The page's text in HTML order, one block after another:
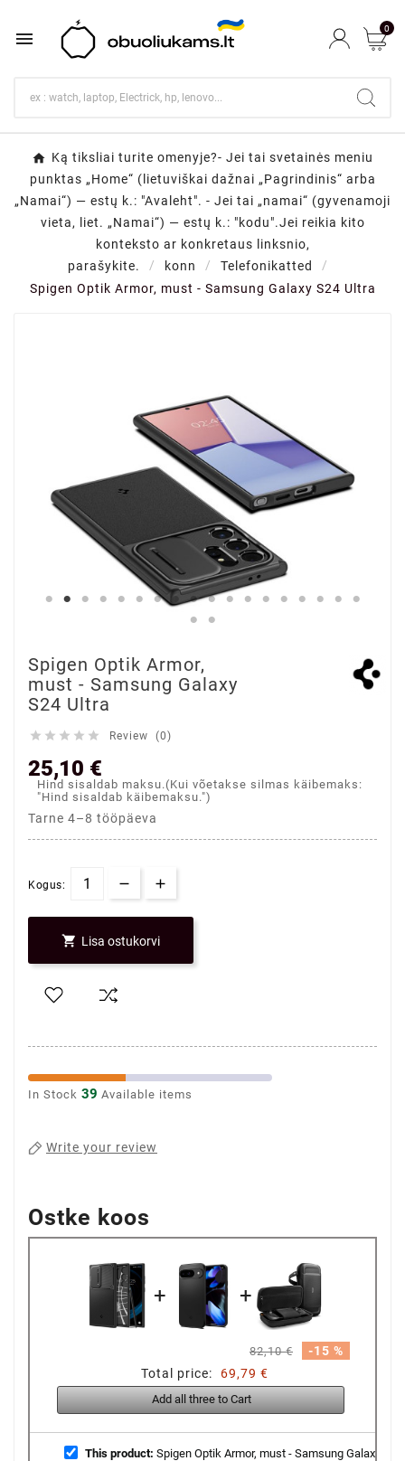
 0
Ką tiksliai turite omenyje?- Jei tai svetainės meniu
punktas „Home“ (lietuviškai dažnai „Pagrindinis“ arba
„Namai“) — estų k.: "Avaleht". - Jei tai „namai“ (gyvenamoji
vieta, liet. „Namai“) — estų k.: "kodu".Jei reikia kito
konteksto ar konkretaus linksnio,
parašykite.
konn
Telefonikatted
Spigen Optik Armor, must - Samsung Galaxy S24 Ultra
Spigen Optik Armor,
must - Samsung Galaxy
S24 Ultra
     Review (0)
25,10 €
Hind sisaldab maksu.(Kui võetakse silmas käibemaks:
"Hind sisaldab käibemaksu.")
Tarne 4–8 tööpäeva
Kogus:
 Lisa ostukorvi
In Stock 39 Available items
Write your review
Ostke koos
+ +
82,10 €
-15 %
Total price:
69,79 €
Add all three to Cart
This product: Spigen Optik Armor, must - Samsung Galaxy